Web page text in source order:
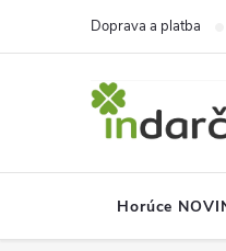
Doprava a platba
Horúce